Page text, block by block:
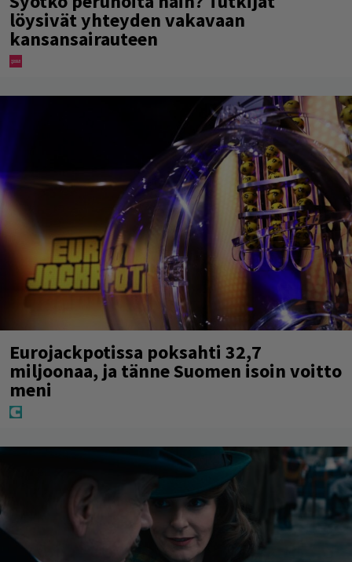
löysivät yhteyden vakavaan
kansansairauteen
Eurojackpotissa poksahti 32,7
miljoonaa, ja tänne Suomen isoin voitto
meni